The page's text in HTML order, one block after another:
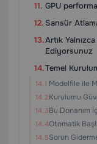
GPU
Sansür
Artık
Ediyorsunuz
Temel
Modelfile ile
Kurulumu
Bu Donanım
Otomatik
Sorun